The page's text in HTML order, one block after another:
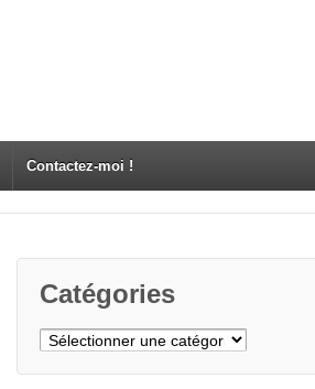
Contactez-moi !
Catégories
Catégories